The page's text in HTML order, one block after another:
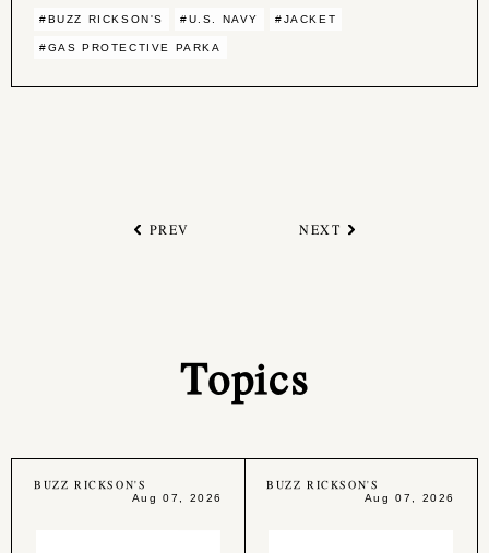
#BUZZ RICKSON'S #U.S. NAVY #JACKET
#GAS PROTECTIVE PARKA
PREV NEXT
Topics
BUZZ RICKSON'S
Aug 07, 2026
BUZZ RICKSON'S
Aug 07, 2026